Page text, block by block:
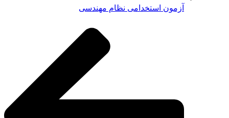
آزمون استخدامی نظام مهندسی